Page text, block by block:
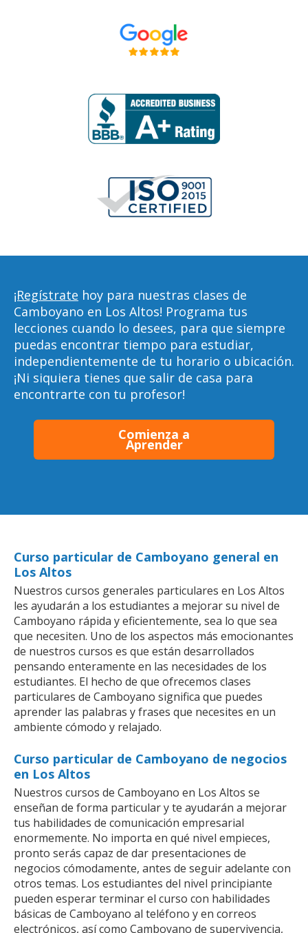
¡Regístrate hoy para nuestras clases de
Camboyano en Los Altos! Programa tus
lecciones cuando lo desees, para que siempre
puedas encontrar tiempo para estudiar,
independientemente de tu horario o ubicación.
¡Ni siquiera tienes que salir de casa para
encontrarte con tu profesor!
Comienza a
Aprender
Curso particular de Camboyano general en
Los Altos
Nuestros cursos generales particulares en Los Altos
les ayudarán a los estudiantes a mejorar su nivel de
Camboyano rápida y eficientemente, sea lo que sea
que necesiten. Uno de los aspectos más emocionantes
de nuestros cursos es que están desarrollados
pensando enteramente en las necesidades de los
estudiantes. El hecho de que ofrecemos clases
particulares de Camboyano significa que puedes
aprender las palabras y frases que necesites en un
ambiente cómodo y relajado.
Curso particular de Camboyano de negocios
en Los Altos
Nuestros cursos de Camboyano en Los Altos se
enseñan de forma particular y te ayudarán a mejorar
tus habilidades de comunicación empresarial
enormemente. No importa en qué nivel empieces,
pronto serás capaz de dar presentaciones de
negocios cómodamente, antes de seguir adelante con
otros temas. Los estudiantes del nivel principiante
pueden esperar terminar el curso con habilidades
básicas de Camboyano al teléfono y en correos
electrónicos, así como Camboyano de supervivencia,